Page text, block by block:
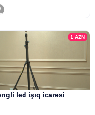
1 AZN
led işıq icarəsi